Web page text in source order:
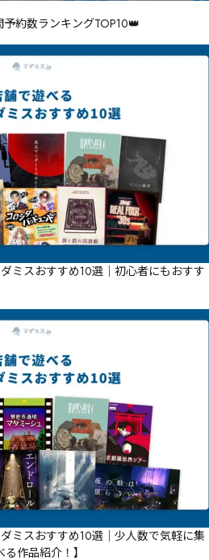
予約数ランキングTOP10👑
ミスおすすめ10選｜初心者にもおすす
ミスおすすめ10選｜少人数で気軽に集
作品紹介！】